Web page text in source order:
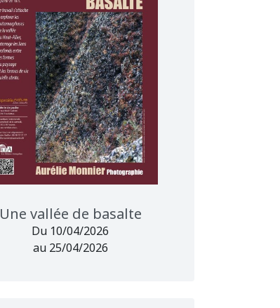
Une vallée de basalte
Du 10/04/2026
au 25/04/2026